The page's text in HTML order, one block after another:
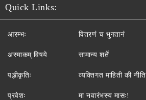
Quick Links:
आरम्भः
अस्माकम् विषये
पञ्जीकृतिः
प्रवेशः
वितरणं च भुगतानं
सामान्य शर्ते
व्यक्तिगत माहिती की नीति
मा नवारंभस्य मासः!